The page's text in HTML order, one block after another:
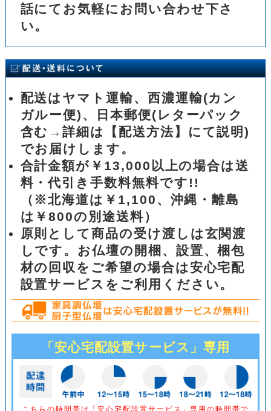
話にてお気軽にお問い合わせ下さ
い。
配送はヤマト運輸、西濃運輸(カン
ガルー便)、日本郵便(レターパック
含む→詳細は【配送方法】にて説明)
でお届けします。
合計金額が￥13,000以上の場合は送
料・代引き手数料無料です!!
（※北海道は￥1,100、沖縄・離島
は￥800の別途送料）
原則として商品の受け渡しは玄関渡
しです。お仏壇の開梱、設置、梱包
材の回収をご希望の場合は安心宅配
設置サービスをご利用ください。
「安心宅配設置サービス」専用
こちらの時間帯は「安心宅配設置サービス」専用の時間帯で